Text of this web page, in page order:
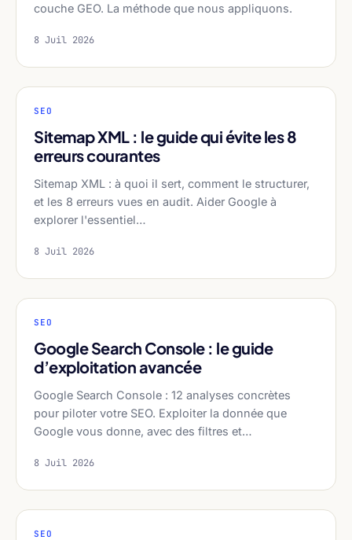
couche GEO. La méthode que nous appliquons.
8 Juil 2026
SEO
Sitemap XML : le guide qui évite les 8
erreurs courantes
Sitemap XML : à quoi il sert, comment le structurer,
et les 8 erreurs vues en audit. Aider Google à
explorer l'essentiel…
8 Juil 2026
SEO
Google Search Console : le guide
d’exploitation avancée
Google Search Console : 12 analyses concrètes
pour piloter votre SEO. Exploiter la donnée que
Google vous donne, avec des filtres et…
8 Juil 2026
SEO